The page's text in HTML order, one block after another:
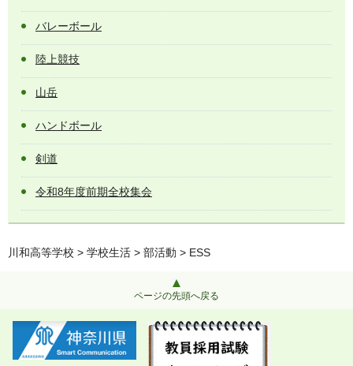
バレーボール
陸上競技
山岳
ハンドボール
剣道
令和8年度前期全校集会
川和高等学校 > 学校生活 > 部活動 > ESS
ページの先頭へ戻る